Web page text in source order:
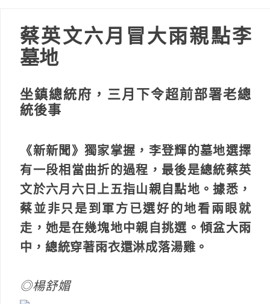
蔡英文六月冒大雨親點李
墓地
坐鎮總統府，三月下令超前部署老總
統後事
《新新聞》獨家掌握，李登輝的墓地選擇
有一段相當曲折的過程，最後是總統蔡英
文於六月六日上五指山親自點地。據悉，
蔡並非只是到軍方已選好的地看兩眼就
走，她是在幾塊地中親自挑選。傾盆大雨
中，總統穿著雨衣還淋成落湯雞。
◎楊舒媚